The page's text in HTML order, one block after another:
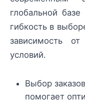
глобальной
гибкость в
зависимость от
условий.
Выбор
помогает